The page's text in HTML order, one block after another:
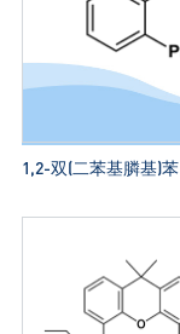
1,2-双(二苯基膦基)苯